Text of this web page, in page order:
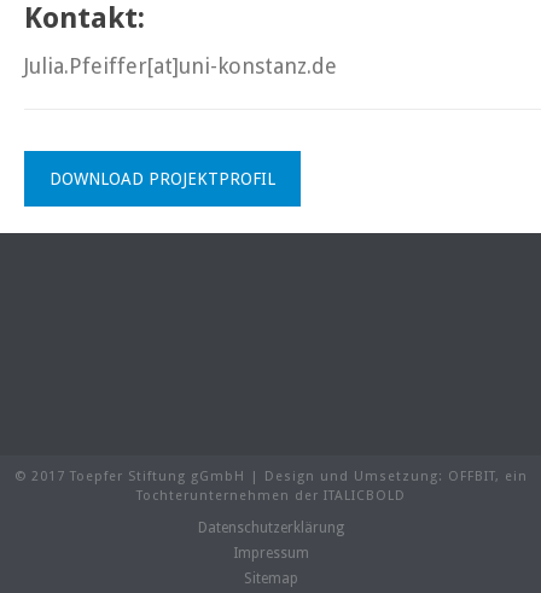
Kontakt:
Julia.Pfeiffer[at]uni-konstanz.de
DOWNLOAD PROJEKTPROFIL
© 2017 Toepfer Stiftung gGmbH | Design und Umsetzung: OFFBIT, ein
Tochterunternehmen der ITALICBOLD
Datenschutzerklärung
Impressum
Sitemap